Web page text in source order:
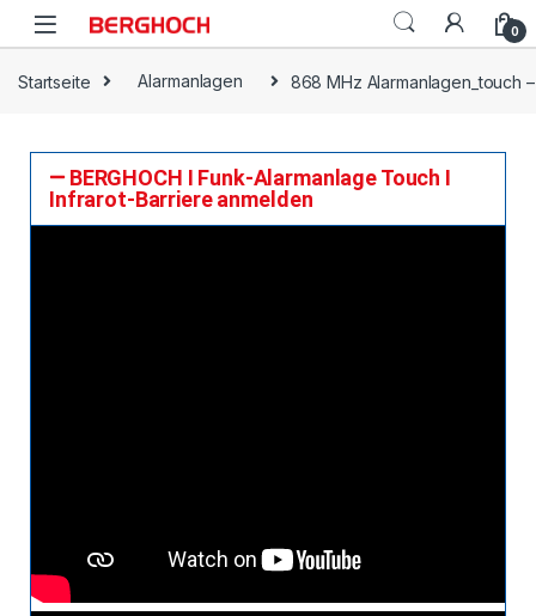
0
Startseite Alarmanlagen 868 MHz Alarmanlagen_touch
BERGHOCH I Funk-Alarmanlage Touch I
Infrarot-Barriere anmelden